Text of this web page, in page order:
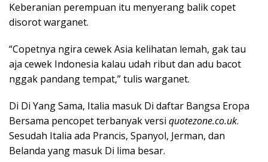
Keberanian perempuan itu menyerang balik copet
disorot warganet.
“Copetnya ngira cewek Asia kelihatan lemah, gak tau
aja cewek Indonesia kalau udah ribut dan adu bacot
nggak pandang tempat,” tulis warganet.
Di Di Yang Sama, Italia masuk Di daftar Bangsa Eropa
Bersama pencopet terbanyak versi quotezone.co.uk.
Sesudah Italia ada Prancis, Spanyol, Jerman, dan
Belanda yang masuk Di lima besar.